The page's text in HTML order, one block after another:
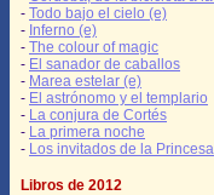
- Todo bajo el cielo (e)
- Inferno (e)
- The colour of magic
- El sanador de caballos
- Marea estelar (e)
- El astrónomo y el templario
- La conjura de Cortés
- La primera noche
- Los invitados de la Princesa
Libros de 2012